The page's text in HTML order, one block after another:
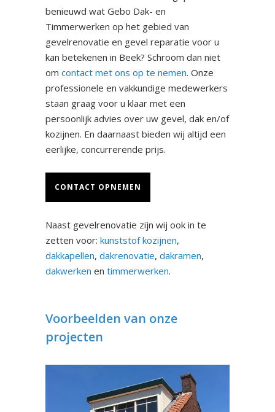
benieuwd wat Gebo Dak- en
Timmerwerken op het gebied van
gevelrenovatie en gevel reparatie voor u
kan betekenen in Beek? Schroom dan niet
om contact met ons op te nemen. Onze
professionele en vakkundige medewerkers
staan graag voor u klaar met een
persoonlijk advies over uw gevel, dak en/of
kozijnen. En daarnaast bieden wij altijd een
eerlijke, concurrerende prijs.
CONTACT OPNEMEN
Naast gevelrenovatie zijn wij ook in te
zetten voor: kunststof kozijnen,
dakkapellen, dakrenovatie, dakramen,
dakwerken en timmerwerken.
Voorbeelden van onze
projecten